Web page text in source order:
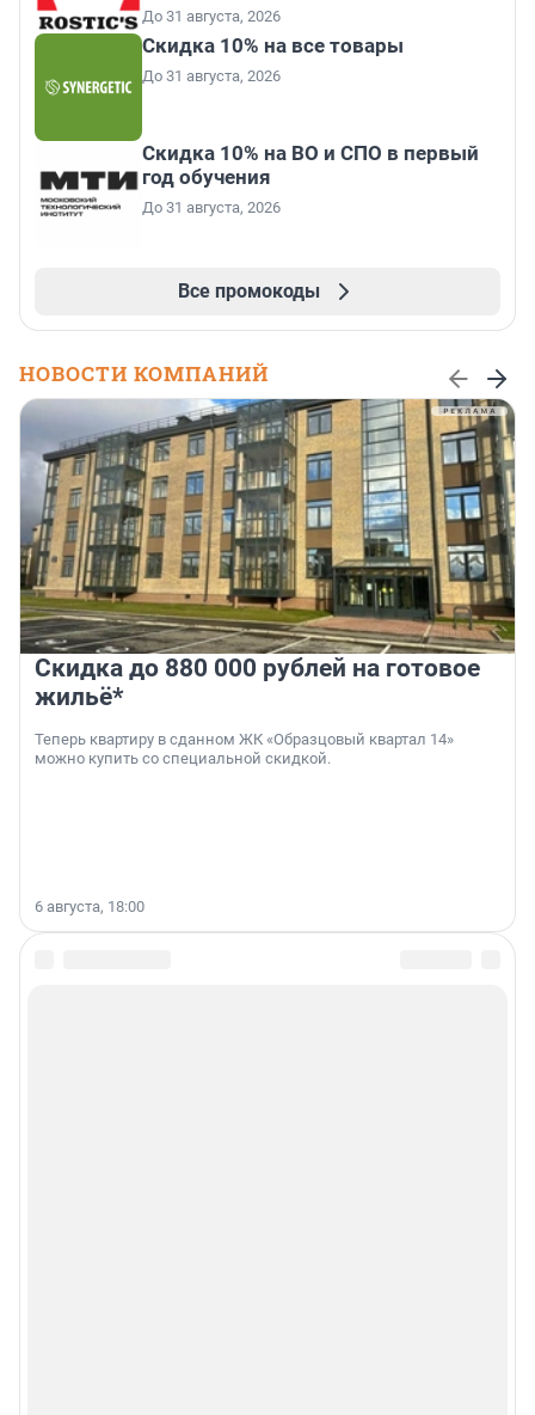
До 31 августа, 2026
Скидка 10% на все товары
До 31 августа, 2026
Скидка 10% на ВО и СПО в первый
год обучения
До 31 августа, 2026
Все промокоды
НОВОСТИ КОМПАНИЙ
Скидка до 880 000 рублей на готовое
жильё*
Теперь квартиру в сданном ЖК «Образцовый квартал 14»
можно купить со специальной скидкой.
6 августа, 18:00